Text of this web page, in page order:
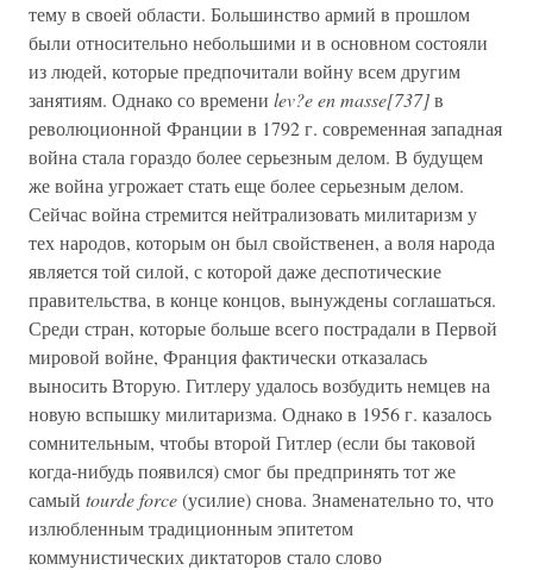
тему в своей области. Большинство армий в прошлом
были относительно небольшими и в основном состояли
из людей, которые предпочитали войну всем другим
занятиям. Однако со времени lev?e en masse[737]в
революционной Франции в 1792 г. современная западная
война стала гораздо более серьезным делом. В будущем
же война угрожает стать еще более серьезным делом.
Сейчас война стремится нейтрализовать милитаризм у
тех народов, которым он был свойственен, а воля народа
является той силой, с которой даже деспотические
правительства, в конце концов, вынуждены соглашаться.
Среди стран, которые больше всего пострадали в Первой
мировой войне, Франция фактически отказалась
выносить Вторую. Гитлеру удалось возбудить немцев на
новую вспышку милитаризма. Однако в 1956 г. казалось
сомнительным, чтобы второй Гитлер (если бы таковой
когда-нибудь появился) смог бы предпринять тот же
самый tourde force(усилие) снова. Знаменательно то, что
излюбленным традиционным эпитетом
коммунистических диктаторов стало слово